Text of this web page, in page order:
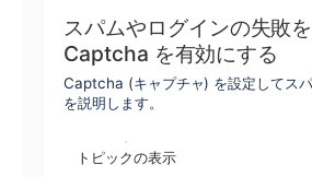
スパムやログインの失敗
Captcha を有効にする
Captcha (キャプチャ) を設定してス
を説明します。
トピックの表示